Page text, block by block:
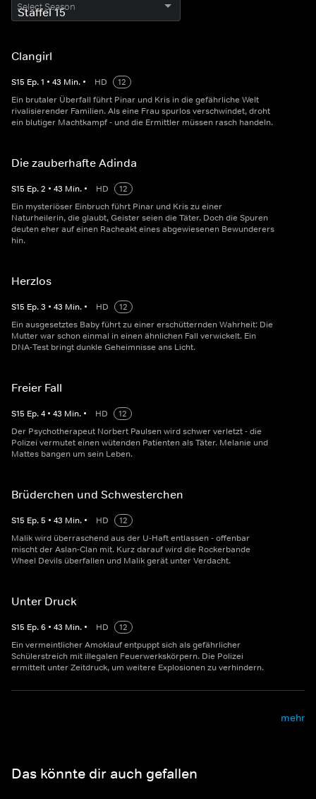
Select Season
Clangirl
S15 Ep.1 • 43 Min. • HD
12
Ein brutaler Überfall führt Pinar und Kris in die gefährliche Welt
rivalisierender Familien. Als eine Frau spurlos verschwindet, droht
ein blutiger Machtkampf - und die Ermittler müssen rasch handeln.
Die zauberhafte Adinda
S15 Ep.2 • 43 Min. • HD
12
Ein mysteriöser Einbruch führt Pinar und Kris zu einer
Naturheilerin, die glaubt, Geister seien die Täter. Doch die Spuren
deuten eher auf einen Racheakt eines abgewiesenen Bewunderers
hin.
Herzlos
S15 Ep.3 • 43 Min. • HD
12
Ein ausgesetztes Baby führt zu einer erschütternden Wahrheit: Die
Mutter war schon einmal in einen ähnlichen Fall verwickelt. Ein
DNA-Test bringt dunkle Geheimnisse ans Licht.
Freier Fall
S15 Ep.4 • 43 Min. • HD
12
Der Psychotherapeut Norbert Paulsen wird schwer verletzt - die
Polizei vermutet einen wütenden Patienten als Täter. Melanie und
Mattes bangen um sein Leben.
Brüderchen und Schwesterchen
S15 Ep.5 • 43 Min. • HD
12
Malik wird überraschend aus der U-Haft entlassen - offenbar
mischt der Aslan-Clan mit. Kurz darauf wird die Rockerbande
Wheel Devils überfallen und Malik gerät unter Verdacht.
Unter Druck
S15 Ep.6 • 43 Min. • HD
12
Ein vermeintlicher Amoklauf entpuppt sich als gefährlicher
Schülerstreich mit illegalen Feuerwerkskörpern. Die Polizei
ermittelt unter Zeitdruck, um weitere Explosionen zu verhindern.
mehr
Das könnte dir auch gefallen